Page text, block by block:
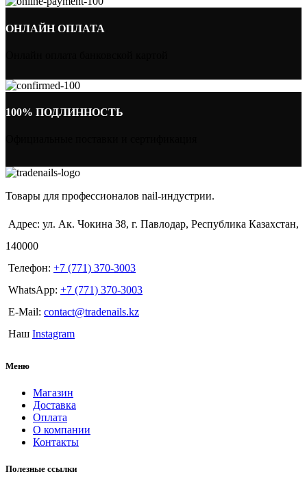
ОНЛАЙН ОПЛАТА
100% ПОДЛИННОСТЬ
Товары для профессионалов nail-индустрии.
Адрес: ул. Ак. Чокина 38, г. Павлодар, Республика Казахстан,
140000
Телефон: +7 (771) 370-3003
WhatsApp: +7 (771) 370-3003
E-Mail: contact@tradenails.kz
Наш Instagram
Меню
Магазин
Доставка
Оплата
О компании
Контакты
Полезные ссылки